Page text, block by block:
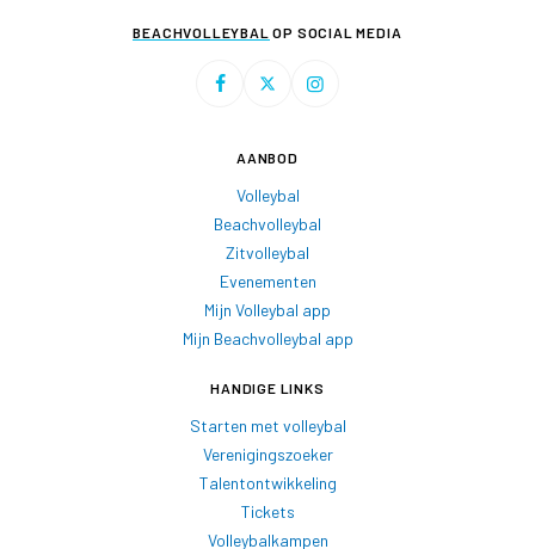
BEACHVOLLEYBAL OP SOCIAL MEDIA
AANBOD
Volleybal
Beachvolleybal
Zitvolleybal
Evenementen
Mijn Volleybal app
Mijn Beachvolleybal app
HANDIGE LINKS
Starten met volleybal
Verenigingszoeker
Talentontwikkeling
Tickets
Volleybalkampen